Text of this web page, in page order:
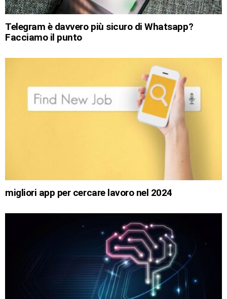
Telegram è davvero più sicuro di Whatsapp?
Facciamo il punto
migliori app per cercare lavoro nel 2024